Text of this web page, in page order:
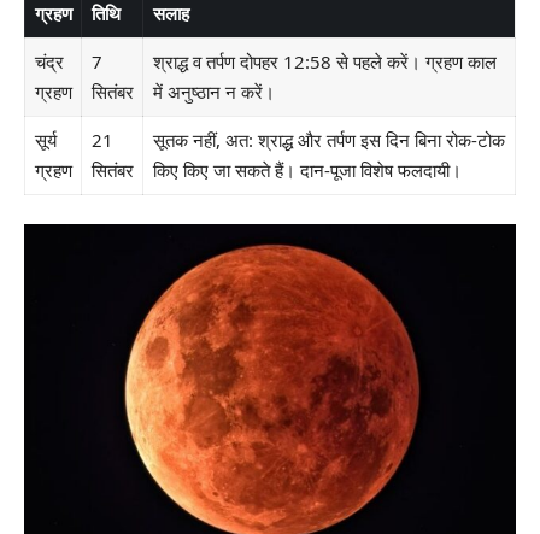
ग्रहण तिथि
सलाह
चंद्र
ग्रहण
7
सितंबर
श्राद्ध व तर्पण दोपहर 12:58 से पहले करें। ग्रहण काल
में अनुष्ठान न करें।
सूर्य
ग्रहण
21
सितंबर
सूतक नहीं, अत: श्राद्ध और तर्पण इस दिन बिना रोक-टोक
किए किए जा सकते हैं। दान-पूजा विशेष फलदायी।